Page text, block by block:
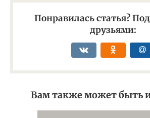
Понравилась статья?
друзьями:
Вам также может быть